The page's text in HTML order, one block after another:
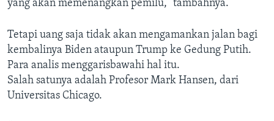
yang akan memenangkan pemilu,” tambahnya.
Tetapi uang saja tidak akan mengamankan jalan bagi
kembalinya Biden ataupun Trump ke Gedung Putih.
Para analis menggarisbawahi hal itu.
Salah satunya adalah Profesor Mark Hansen, dari
Universitas Chicago.